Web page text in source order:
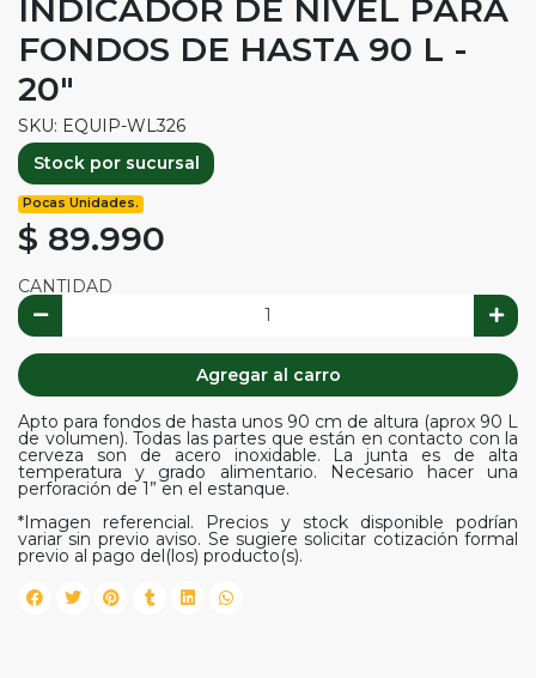
INDICADOR DE NIVEL PARA
FONDOS DE HASTA 90 L -
20"
SKU: EQUIP-WL326
Stock por sucursal
Pocas Unidades.
$ 89.990
CANTIDAD
Agregar al carro
Apto para fondos de hasta unos 90 cm de altura (aprox 90 L
de volumen). Todas las partes que están en contacto con la
cerveza son de acero inoxidable. La junta es de alta
temperatura y grado alimentario. Necesario hacer una
perforación de 1” en el estanque.
*Imagen referencial. Precios y stock disponible podrían
variar sin previo aviso. Se sugiere solicitar cotización formal
previo al pago del(los) producto(s).